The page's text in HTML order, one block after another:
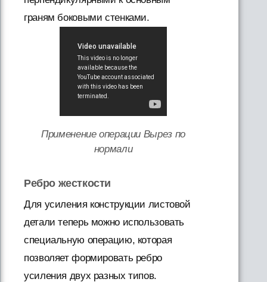
граням боковыми стенками.
Применение операции Вырез по
нормали
Ребро жесткости
Для усиления конструкции листовой
детали теперь можно использовать
специальную операцию, которая
позволяет формировать ребро
усиления двух разных типов.